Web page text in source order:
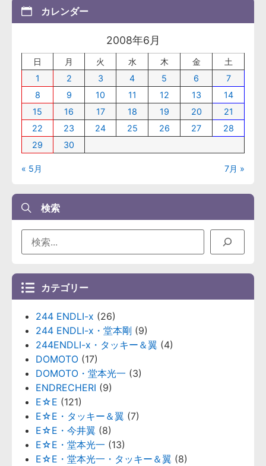
カレンダー
2008年6月
日 月 火 水 木 金
土
1
2 3 4 5 6
7
8
9 10 11 12 13
14
15
16 17 18 19 20
21
22
23 24 25 26 27
28
29
30
« 5月 7月 »
検索
カテゴリー
244 ENDLI-x (26)
244 ENDLI-x・堂本剛 (9)
244ENDLI-x・タッキー＆翼 (4)
DOMOTO (17)
DOMOTO・堂本光一 (3)
ENDRECHERI (9)
E☆E (121)
E☆E・タッキー＆翼 (7)
E☆E・今井翼 (8)
E☆E・堂本光一 (13)
E☆E・堂本光一・タッキー＆翼 (8)